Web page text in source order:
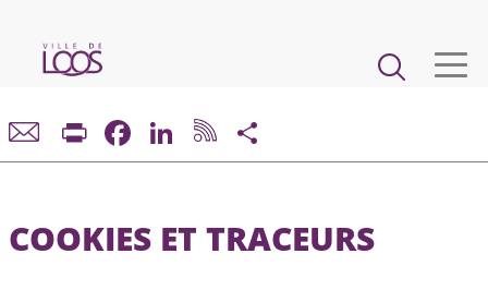
contenu
principal
Main
navigation
VIE MUNICIPALE
CADRE DE VIE ET URBANISME
Print FacebookLinkedIn
COOKIES ET TRACEURS